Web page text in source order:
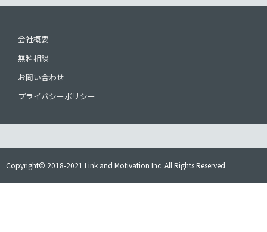
会社概要
無料相談
お問い合わせ
プライバシーポリシー
Copyright© 2018-2021 Link and Motivation Inc. All Rights Reserved